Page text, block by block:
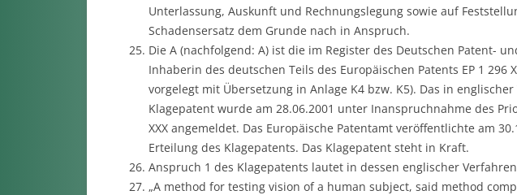
Unterlassung, Auskunft und Rechnungslegung sowie auf
Schadensersatz dem Grunde nach in Anspruch.
Die A (nachfolgend: A) ist die im Register des Deutschen Patent-
Inhaberin des deutschen Teils des Europäischen Patents EP 1 296
vorgelegt mit Übersetzung in Anlage K4 bzw. K5). Das in
Klagepatent wurde am 28.06.2001 unter Inanspruchnahme des
XXX angemeldet. Das Europäische Patentamt veröffentlichte am
Erteilung des Klagepatents. Das Klagepatent steht in Kraft.
Anspruch 1 des Klagepatents lautet in dessen englischer
„A method for testing vision of a human subject, said method